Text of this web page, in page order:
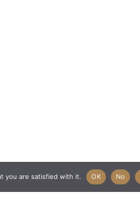
you are satisfied with it. OK No